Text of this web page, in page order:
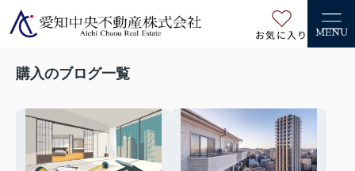
お気に入り MENU
購入のブログ一覧